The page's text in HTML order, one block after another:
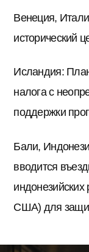
Венеция,
исторический
Исландия:
налога с
поддержки
Бали,
вводится
США) для